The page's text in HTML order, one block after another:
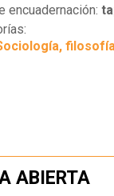
encuadernación:
ABIERTA